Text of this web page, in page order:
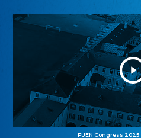
FUEN Congress